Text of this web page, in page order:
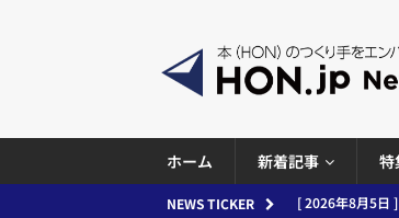
ホーム 新着記事 特
NEWS TICKER [ 2026年8月5日 ]